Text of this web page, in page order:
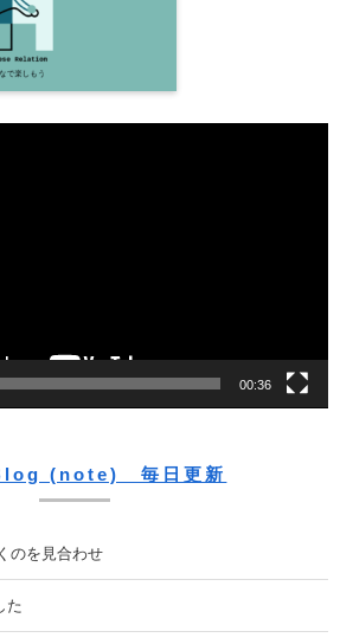
00:36
(note) 毎日更新
のを見合わせ
た